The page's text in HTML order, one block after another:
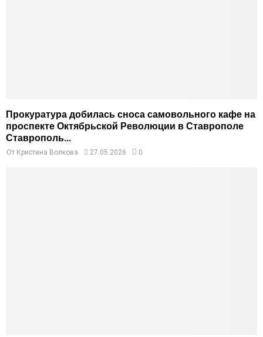
Прокуратура добилась сноса самовольного кафе на
проспекте Октябрьской Революции в Ставрополе
Ставрополь...
От Кристина Волкова 27.05.2026 0